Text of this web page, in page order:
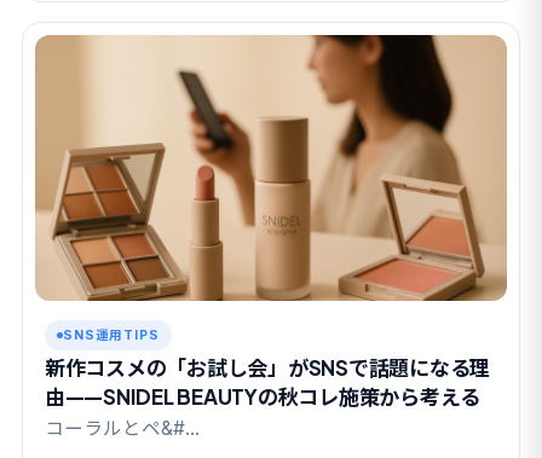
SNS運用TIPS
新作コスメの「お試し会」がSNSで話題になる理
由——SNIDEL BEAUTYの秋コレ施策から考える
コーラルとペ&#…